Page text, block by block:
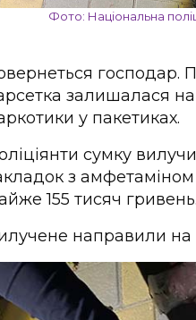
Фото: Національна
господар.
залишалася
у пакетиках.
сумку
з
155 тисяч гривень.
направили на